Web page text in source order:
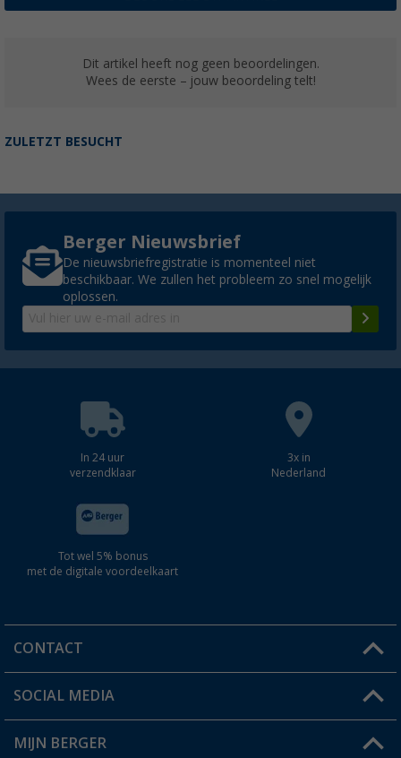
Dit artikel heeft nog geen beoordelingen.
Wees de eerste – jouw beoordeling telt!
ZULETZT BESUCHT
Berger Nieuwsbrief
De nieuwsbriefregistratie is momenteel niet
beschikbaar. We zullen het probleem zo snel mogelijk
oplossen.
In 24 uur
verzendklaar
3x in
Nederland
Tot wel 5% bonus
met de digitale voordeelkaart
CONTACT
Een vraag?
Winkel vinden
SOCIAL MEDIA
MIJN BERGER